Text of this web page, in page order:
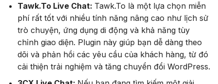
Tawk.To Live Chat: Tawk.To là một lựa chọn miễn
phí rất tốt với nhiều tính năng nâng cao như lịch sử
trò chuyện, ứng dụng di động và khả năng tùy
chỉnh giao diện. Plugin này giúp bạn dễ dàng theo
dõi và phản hồi các yêu cầu của khách hàng, từ đó
cải thiện trải nghiệm và tăng chuyển đổi WordPress.